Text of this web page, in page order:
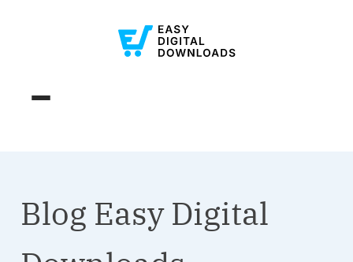
Blog Easy Digital